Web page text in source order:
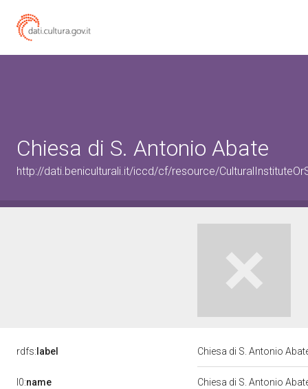
Chiesa di S. Antonio Abate
http://dati.beniculturali.it/iccd/cf/resource/
rdfs: label Chiesa di S. Antonio
l0:name Chiesa di S. Antonio